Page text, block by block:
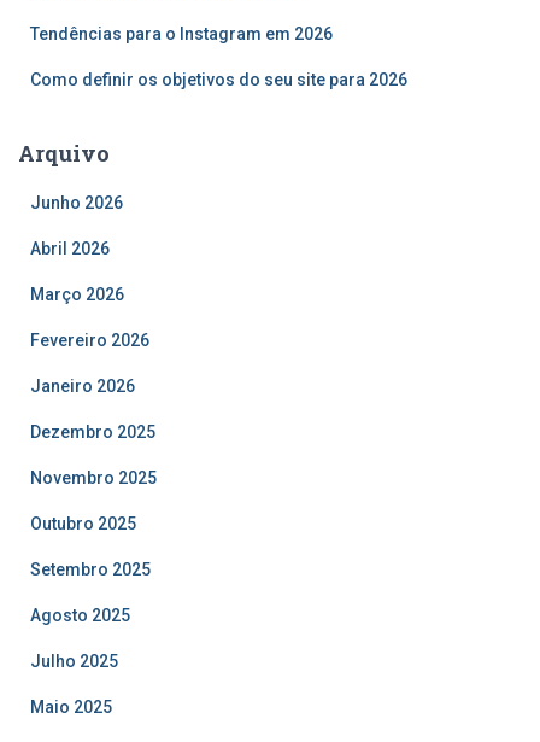
Tendências para o Instagram em 2026
Como definir os objetivos do seu site para 2026
Arquivo
Junho 2026
Abril 2026
Março 2026
Fevereiro 2026
Janeiro 2026
Dezembro 2025
Novembro 2025
Outubro 2025
Setembro 2025
Agosto 2025
Julho 2025
Maio 2025